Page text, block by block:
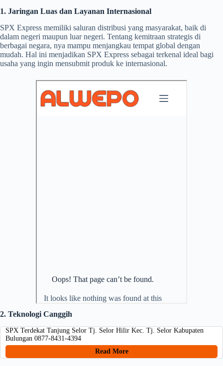
1. Jaringan Luas dan Layanan Internasional
SPX Express memiliki saluran distribusi yang masyarakat, baik di
dalam negeri maupun luar negeri. Tentang kemitraan strategis di
berbagai negara, nya mampu menjangkau tempat global dengan
mudah. Hal ini menjadikan SPX Express sebagai terkenal ideal bagi
usaha yang ingin mensubmit produk ke internasional.
2. Teknologi Canggih
SPX Terdekat Tanjung Selor Tj. Selor Hilir Kec. Tj. Selor Kabupaten
Bulungan 0877-8431-4394
Read More